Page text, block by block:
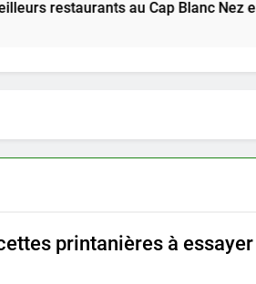
au Cap Blanc Nez en 2025
printanières à